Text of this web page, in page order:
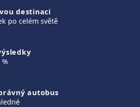
destinaci
po celém světě
autobus